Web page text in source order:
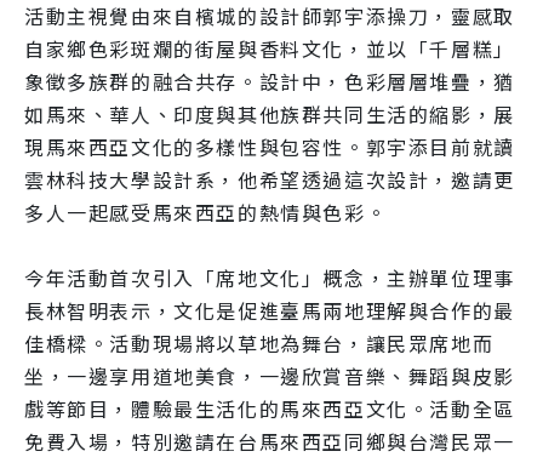
活動主視覺由來自檳城的設計師郭宇添操刀，靈感取
自家鄉色彩斑斕的街屋與香料文化，並以「千層糕」
象徵多族群的融合共存。設計中，色彩層層堆疊，猶
如馬來、華人、印度與其他族群共同生活的縮影，展
現馬來西亞文化的多樣性與包容性。郭宇添目前就讀
雲林科技大學設計系，他希望透過這次設計，邀請更
多人一起感受馬來西亞的熱情與色彩。
今年活動首次引入「席地文化」概念，主辦單位理事
長林智明表示，文化是促進臺馬兩地理解與合作的最
佳橋樑。活動現場將以草地為舞台，讓民眾席地而
坐，一邊享用道地美食，一邊欣賞音樂、舞蹈與皮影
戲等節目，體驗最生活化的馬來西亞文化。活動全區
免費入場，特別邀請在台馬來西亞同鄉與台灣民眾一